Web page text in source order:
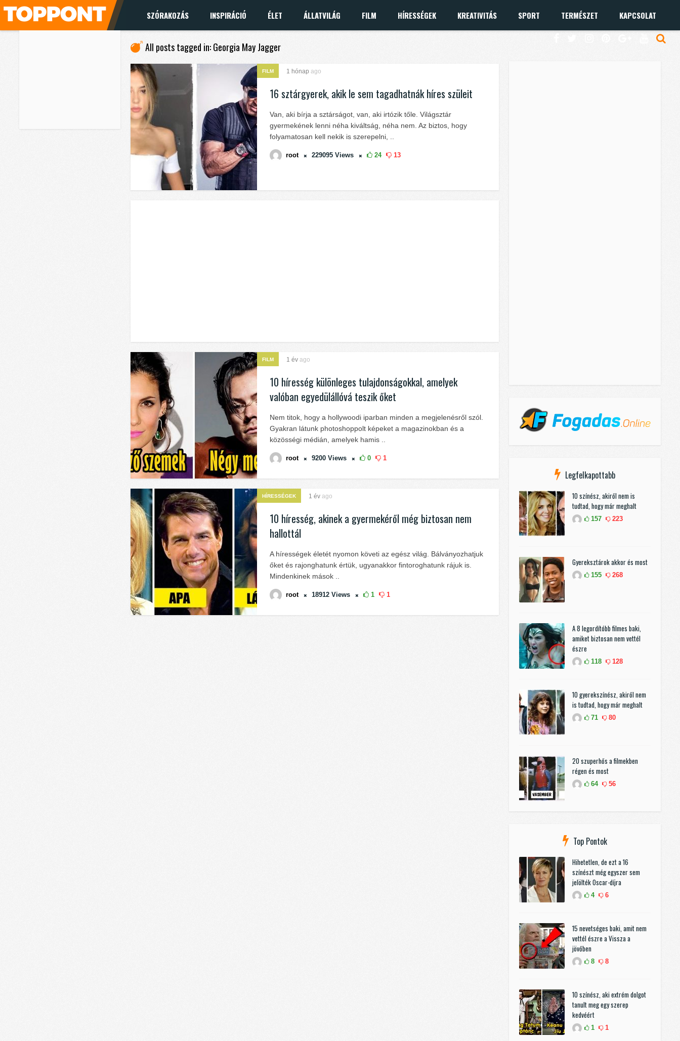
SZÓRAKOZÁS INSPIRÁCIÓ ÉLET ÁLLATVILÁG FILM HÍRESSÉGEK KREATIVITÁS SPORT TERMÉSZET KAPCSOLAT
All posts tagged in: Georgia May Jagger
FILM 1 hónap ago
16 sztárgyerek, akik le sem tagadhatnák híres szüleit
Van, aki bírja a sztárságot, van, aki irtózik tőle. Világsztár
gyermekének lenni néha kiváltság, néha nem. Az biztos, hogy
folyamatosan kell nekik is szerepelni, ..
root 229095 Views 24 13
FILM 1 év ago
10 híresség különleges tulajdonságokkal, amelyek
valóban egyedülállóvá teszik őket
Nem titok, hogy a hollywoodi iparban minden a megjelenésről szól.
Gyakran látunk photoshoppolt képeket a magazinokban és a
közösségi médián, amelyek hamis ..
root 9200 Views 0 1
HÍRESSÉGEK 1 év ago
10 híresség, akinek a gyermekéről még biztosan nem
hallottál
A hírességek életét nyomon követi az egész világ. Bálványozhatjuk
őket és rajonghatunk értük, ugyanakkor fintoroghatunk rájuk is.
Mindenkinek mások ..
root 18912 Views 1 1
Legfelkapottabb
10 színész, akiről nem is
tudtad, hogy már meghalt
157 223
Gyereksztárok akkor és most
155 268
A 8 legordítóbb filmes baki,
amiket biztosan nem vettél
észre
118 128
10 gyerekszínész, akiről nem
is tudtad, hogy már meghalt
71 80
20 szuperhős a filmekben
régen és most
64 56
Top Pontok
Hihetetlen, de ezt a 16
színészt még egyszer sem
jelölték Oscar-díjra
4 6
15 nevetséges baki, amit nem
vettél észre a Vissza a
jövőben
8 8
10 színész, aki extrém dolgot
tanult meg egy szerep
kedvéért
1 1